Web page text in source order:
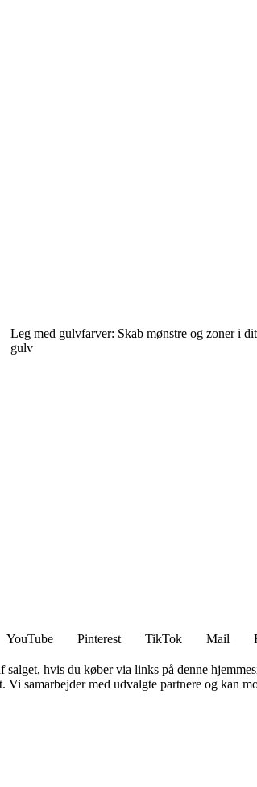
Leg med gulvfarver: Skab mønstre og zoner i dit
gulv
YouTube Pinterest TikTok Mail
hvis du køber via links på denne
samarbejder med udvalgte partnere og kan